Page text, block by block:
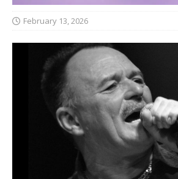
February 13, 2026